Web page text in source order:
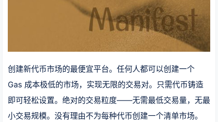
创建新代币市场的最便宜平台。任何人都可以创建一个
Gas 成本极低的市场，实现无限的交易对。只需代币铸造
即可轻松设置。绝对的交易粒度——无需最低交易量，无最
小交易规模。没有理由不为每种代币创建一个清单市场。